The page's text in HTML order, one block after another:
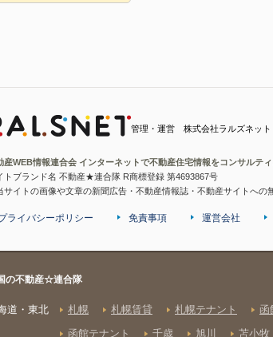
管理・運営 株式会社ラルズネット
産WEB情報連合会 インターネットで不動産住宅情報をコンサルテ
トブランド名 不動産★連合隊 R商標登録 第4693867号
イトの画像や文章の新聞広告・不動産情報誌・不動産サイトへの
ライバシーポリシー 免責事項 運営会社